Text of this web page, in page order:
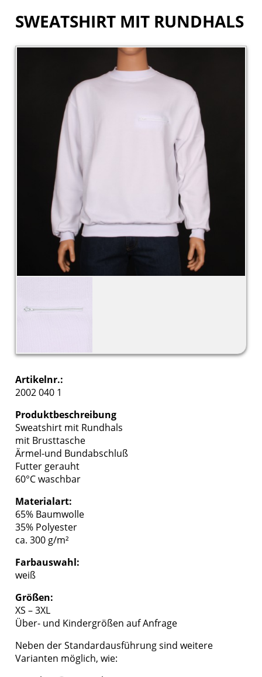
Zoll
Personalisierung
Kontakt
SWEATSHIRT MIT RUNDHALS
Artikelnr.:
2002 040 1
Produktbeschreibung
Sweatshirt mit Rundhals
mit Brusttasche
Ärmel-und Bundabschluß
Futter gerauht
60°C waschbar
Materialart:
65% Baumwolle
35% Polyester
ca. 300 g/m²
Farbauswahl:
weiß
Größen:
XS – 3XL
Über- und Kindergrößen auf Anfrage
Neben der Standardausführung sind weitere
Varianten möglich, wie: